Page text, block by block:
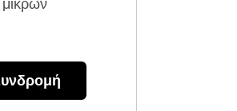
μικρών